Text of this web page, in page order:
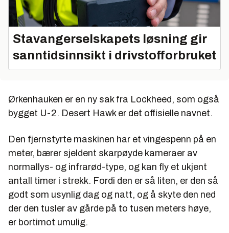
Stavangerselskapets løsning gir
sanntidsinnsikt i drivstofforbruket
Ørkenhauken er en ny sak fra Lockheed, som også
bygget U-2. Desert Hawk er det offisielle navnet.
Den fjernstyrte maskinen har et vingespenn på en
meter, bærer sjeldent skarpøyde kameraer av
normallys- og infrarød-type, og kan fly et ukjent
antall timer i strekk. Fordi den er så liten, er den så
godt som usynlig dag og natt, og å skyte den ned
der den tusler av gårde på to tusen meters høye,
er bortimot umulig.